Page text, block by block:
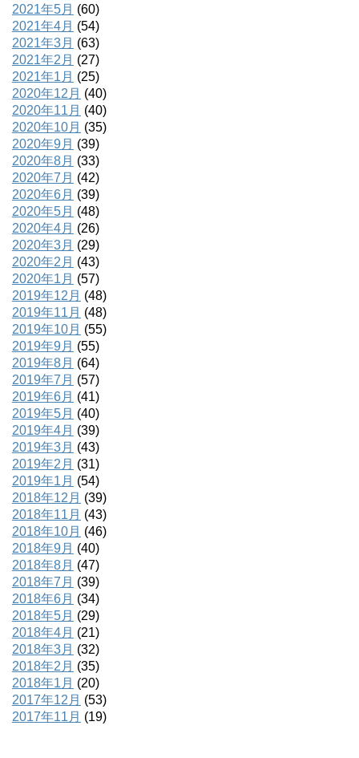
2021年5月 (60)
2021年4月 (54)
2021年3月 (63)
2021年2月 (27)
2021年1月 (25)
2020年12月 (40)
2020年11月 (40)
2020年10月 (35)
2020年9月 (39)
2020年8月 (33)
2020年7月 (42)
2020年6月 (39)
2020年5月 (48)
2020年4月 (26)
2020年3月 (29)
2020年2月 (43)
2020年1月 (57)
2019年12月 (48)
2019年11月 (48)
2019年10月 (55)
2019年9月 (55)
2019年8月 (64)
2019年7月 (57)
2019年6月 (41)
2019年5月 (40)
2019年4月 (39)
2019年3月 (43)
2019年2月 (31)
2019年1月 (54)
2018年12月 (39)
2018年11月 (43)
2018年10月 (46)
2018年9月 (40)
2018年8月 (47)
2018年7月 (39)
2018年6月 (34)
2018年5月 (29)
2018年4月 (21)
2018年3月 (32)
2018年2月 (35)
2018年1月 (20)
2017年12月 (53)
2017年11月 (19)